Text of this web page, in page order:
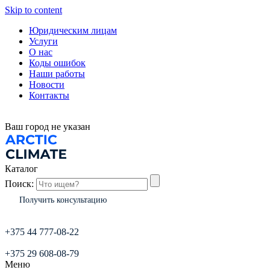
Skip to content
Юридическим лицам
Услуги
О нас
Коды ошибок
Наши работы
Новости
Контакты
Ваш город не указан
Каталог
Поиск:
Получить консультацию
+375 44 777-08-22
+375 29 608-08-79
Меню